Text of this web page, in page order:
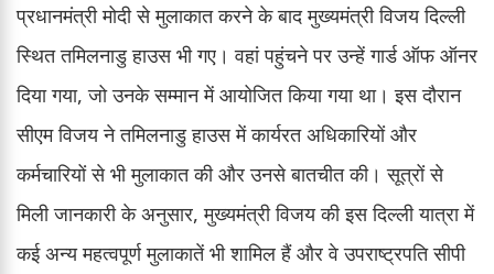
प्रधानमंत्री मोदी से मुलाकात करने के बाद मुख्यमंत्री विजय दिल्ली
स्थित तमिलनाडु हाउस भी गए। वहां पहुंचने पर उन्हें गार्ड ऑफ ऑनर
दिया गया, जो उनके सम्मान में आयोजित किया गया था। इस दौरान
सीएम विजय ने तमिलनाडु हाउस में कार्यरत अधिकारियों और
कर्मचारियों से भी मुलाकात की और उनसे बातचीत की। सूत्रों से
मिली जानकारी के अनुसार, मुख्यमंत्री विजय की इस दिल्ली यात्रा में
कई अन्य महत्वपूर्ण मुलाकातें भी शामिल हैं और वे उपराष्ट्रपति सीपी